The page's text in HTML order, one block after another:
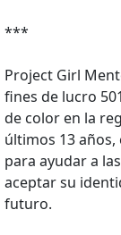
***
Project Girl
fines de lucro
de color en la
últimos 13
para ayudar a
aceptar su
futuro.